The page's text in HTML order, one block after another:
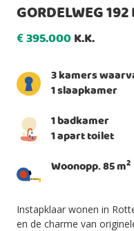
GORDELWEG
€395.000K.K.
3 kamers
1 slaapkamer
1 badkamer
1 apart toilet
Woonopp. 85 m2
Instapklaar wonen in
en de charme van